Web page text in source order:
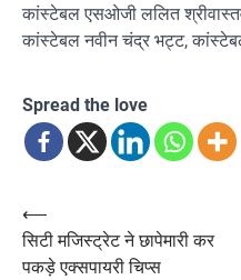
कांस्टेबल एसओजी ललित
कांस्टेबल नवीन चंद्र भट्ट,
Spread the love
Post
navigation
⟵
सिटी मजिस्ट्रेट ने छापेमारी कर
पकड़े एक्सपायरी चिप्स